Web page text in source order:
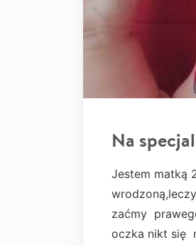
Na
Jestem matką
zaćmy
oczka nikt się